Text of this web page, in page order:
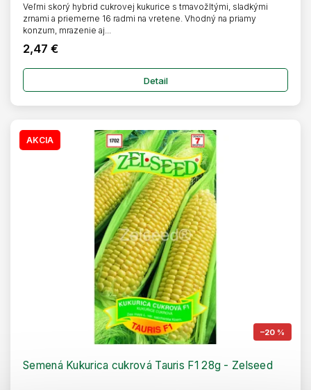
2,47 €
Detail
Veľmi skorý hybrid cukrovej kukurice s tmavožltými, sladkými
zrnami a priemerne 16 radmi na vretene. Vhodný na priamy
konzum, mrazenie aj...
AKCIA
–20 %
Semená Kukurica cukrová Tauris F1 28g - Zelseed